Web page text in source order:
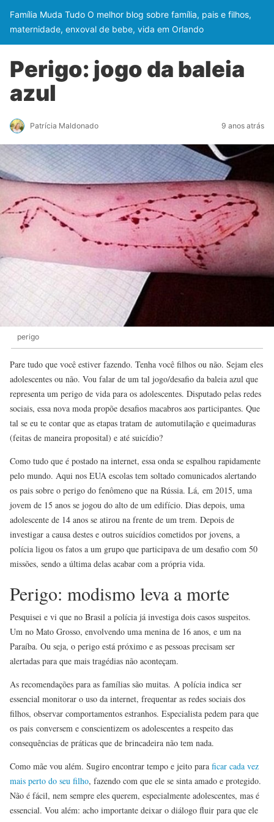
Família Muda Tudo O melhor blog sobre família, pais e filhos,
maternidade, enxoval de bebe, vida em Orlando
Perigo: jogo da baleia
azul
Patrícia Maldonado 9 anos atrás
perigo
Pare tudo que você estiver fazendo. Tenha você filhos ou não. Sejam eles
adolescentes ou não. Vou falar de um tal jogo/desafio da baleia azul que
representa um perigo de vida para os adolescentes. Disputado pelas redes
sociais, essa nova moda propõe desafios macabros aos participantes. Que
tal se eu te contar que as etapas tratam de automutilação e queimaduras
(feitas de maneira proposital) e até suicídio?
Como tudo que é postado na internet, essa onda se espalhou rapidamente
pelo mundo. Aqui nos EUA escolas tem soltado comunicados alertando
os pais sobre o perigo do fenômeno que na Rússia. Lá, em 2015, uma
jovem de 15 anos se jogou do alto de um edifício. Dias depois, uma
adolescente de 14 anos se atirou na frente de um trem. Depois de
investigar a causa destes e outros suicídios cometidos por jovens, a
polícia ligou os fatos a um grupo que participava de um desafio com 50
missões, sendo a última delas acabar com a própria vida.
Perigo: modismo leva a morte
Pesquisei e vi que no Brasil a polícia já investiga dois casos suspeitos.
Um no Mato Grosso, envolvendo uma menina de 16 anos, e um na
Paraíba. Ou seja, o perigo está próximo e as pessoas precisam ser
alertadas para que mais tragédias não aconteçam.
As recomendações para as famílias são muitas. A polícia indica ser
essencial monitorar o uso da internet, frequentar as redes sociais dos
filhos, observar comportamentos estranhos. Especialista pedem para que
os pais conversem e conscientizem os adolescentes a respeito das
consequências de práticas que de brincadeira não tem nada.
Como mãe vou além. Sugiro encontrar tempo e jeito para ficar cada vez
mais perto do seu filho, fazendo com que ele se sinta amado e protegido.
Não é fácil, nem sempre eles querem, especialmente adolescentes, mas é
essencial. Vou além: acho importante deixar o diálogo fluir para que ele